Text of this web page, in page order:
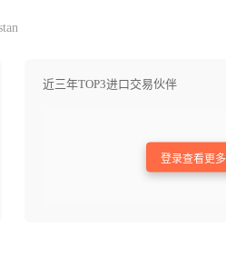
近三年TOP3进口交易伙伴
登录查看更多